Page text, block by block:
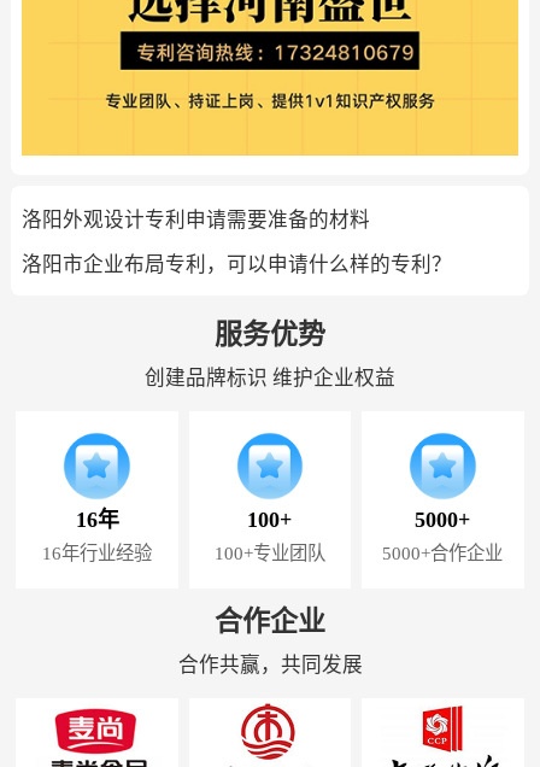
洛阳外观设计专利申请需要准备的材料
洛阳市企业布局专利，可以申请什么样的专利？
服务优势
创建品牌标识 维护企业权益
16年
16年行业经验
100+
100+专业团队
5000+
5000+合作企业
合作企业
合作共赢，共同发展